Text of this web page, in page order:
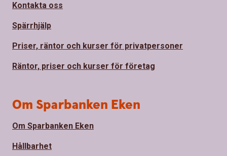
Kontakta oss
Spärrhjälp
Priser, räntor och kurser för privatpersoner
Räntor, priser och kurser för företag
Om Sparbanken Eken
Om Sparbanken Eken
Hållbarhet